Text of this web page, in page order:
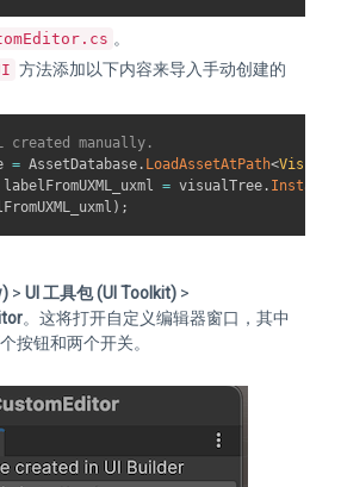
。
方法添加以下内容来导入手动创建的
created manually.
= AssetDatabase . LoadAssetAtPath<
labelFromUXML_uxml = visualTree .
) ;
> UI 工具包 (UI Toolkit) >
。这将打开自定义编辑器窗口，其中
按钮和两个开关。